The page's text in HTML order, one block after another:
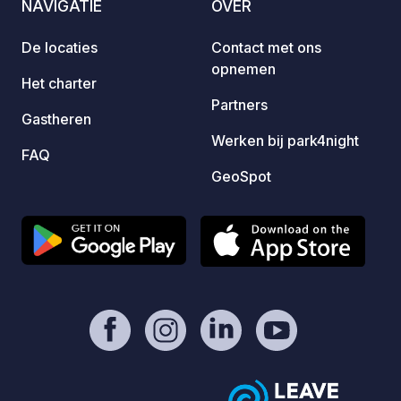
voor de eigenaar. - Paypal:
hosted_button_id=YDRE9ZM5EXQR6 -
https://geospot.app/en
NAVIGATIE
De locaties
Het charter
Gastheren
FAQ
OVER
Contact met ons
opnemen
Partners
Werken bij park4night
GeoSpot